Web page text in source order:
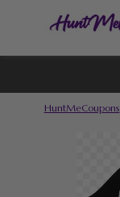
HuntMeCoupons